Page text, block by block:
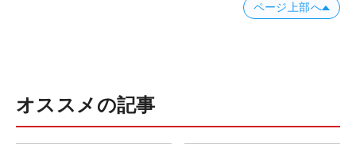
ページ上部へ
オススメの記事